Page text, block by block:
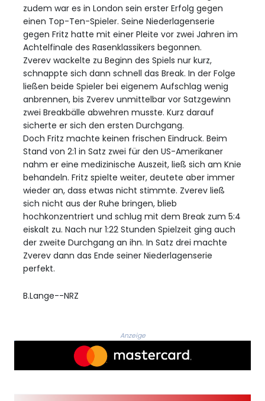
zudem war es in London sein erster Erfolg gegen
einen Top-Ten-Spieler. Seine Niederlagenserie
gegen Fritz hatte mit einer Pleite vor zwei Jahren im
Achtelfinale des Rasenklassikers begonnen.
Zverev wackelte zu Beginn des Spiels nur kurz,
schnappte sich dann schnell das Break. In der Folge
ließen beide Spieler bei eigenem Aufschlag wenig
anbrennen, bis Zverev unmittelbar vor Satzgewinn
zwei Breakbälle abwehren musste. Kurz darauf
sicherte er sich den ersten Durchgang.
Doch Fritz machte keinen frischen Eindruck. Beim
Stand von 2:1 in Satz zwei für den US-Amerikaner
nahm er eine medizinische Auszeit, ließ sich am Knie
behandeln. Fritz spielte weiter, deutete aber immer
wieder an, dass etwas nicht stimmte. Zverev ließ
sich nicht aus der Ruhe bringen, blieb
hochkonzentriert und schlug mit dem Break zum 5:4
eiskalt zu. Nach nur 1:22 Stunden Spielzeit ging auch
der zweite Durchgang an ihn. In Satz drei machte
Zverev dann das Ende seiner Niederlagenserie
perfekt.
B.Lange--NRZ
Anzeige